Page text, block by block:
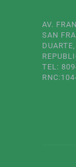
AV.
SAN
TEL: